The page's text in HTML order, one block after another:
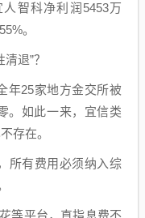
智科净利润5453万
。
退”？
年25家地方金交所被
。如此一来，宜信类
存在。
所有费用必须纳入综
等平台，直指息费不